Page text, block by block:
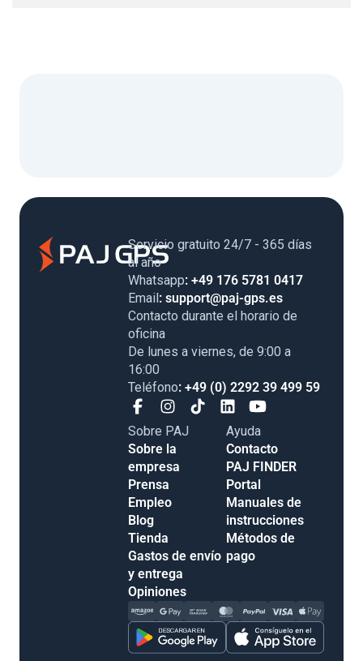
Servicio gratuito 24/7 - 365 días
al año
Whatsapp: +49 176 5781 0417
Email: support@paj-gps.es
Contacto durante el horario de
oficina
De lunes a viernes, de 9:00 a
16:00
Teléfono: +49 (0) 2292 39 499 59
Sobre PAJ
Sobre la
empresa
Prensa
Empleo
Blog
Tienda
Gastos de envío
y entrega
Opiniones
Ayuda
Contacto
PAJ FINDER
Portal
Manuales de
instrucciones
Métodos de
pago